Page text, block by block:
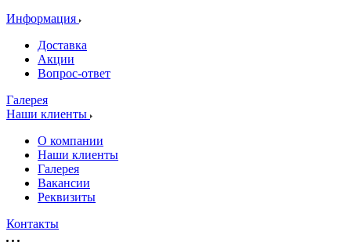
Информация
Доставка
Акции
Вопрос-ответ
Галерея
Наши клиенты
О компании
Наши клиенты
Галерея
Вакансии
Реквизиты
Контакты